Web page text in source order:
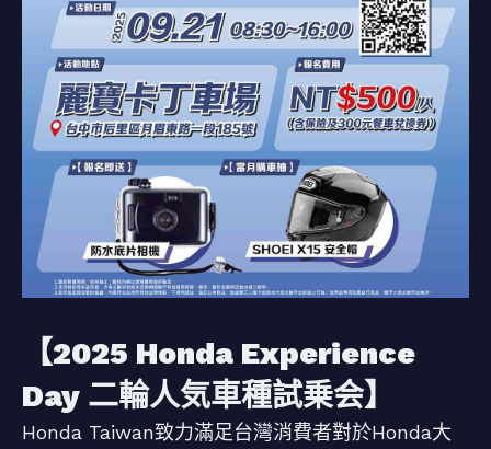
【2025 Honda Experience
Day 二輪人気車種試乗会】
Honda Taiwan致力滿足台灣消費者對於Honda大